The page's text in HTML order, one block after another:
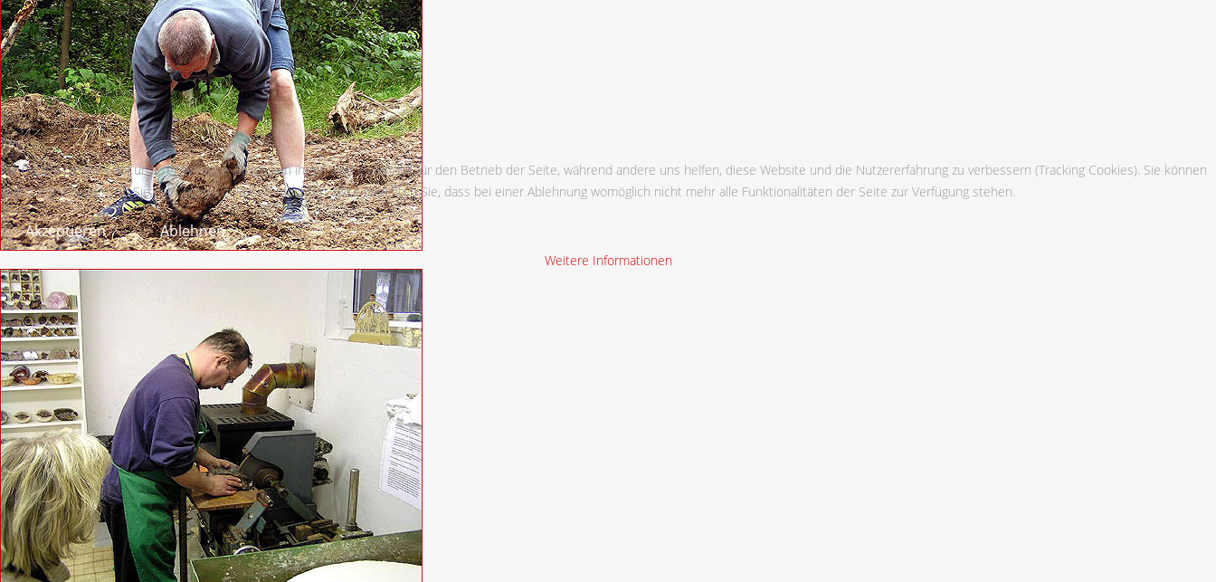
Wir nutzen Cookies auf unserer Website. Einige von ihnen sind essenziell für den Betrieb der Seite, während andere uns helfen, diese Website und die Nutzererfahrung zu verbessern (Tracking Cookies). Sie können
selbst entscheiden, ob Sie die Cookies zulassen möchten. Bitte beachten Sie, dass bei einer Ablehnung womöglich nicht mehr alle Funktionalitäten der Seite zur Verfügung stehen.
Akzeptieren Ablehnen
Weitere Informationen